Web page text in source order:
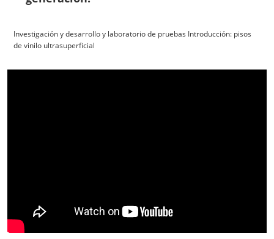
Investigación y desarrollo y laboratorio de pruebas Introducción: pisos
de vinilo ultrasuperficial